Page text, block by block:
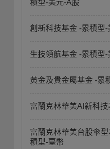
積型-美元-A股
創新科技基金 -累積型-
生技領航基金 -累積型-
黃金及貴金屬基金 -累
富蘭克林華美AI新科技
富蘭克林華美台股傘
積型-臺幣